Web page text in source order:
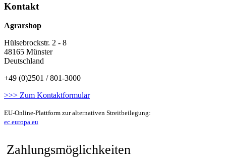
Kontakt
Agrarshop
Hülsebrockstr. 2 - 8
48165 Münster
Deutschland
+49 (0)2501 / 801-3000
>>> Zum Kontaktformular
EU-Online-Plattform zur alternativen Streitbeilegung:
ec.europa.eu
Zahlungsmöglichkeiten